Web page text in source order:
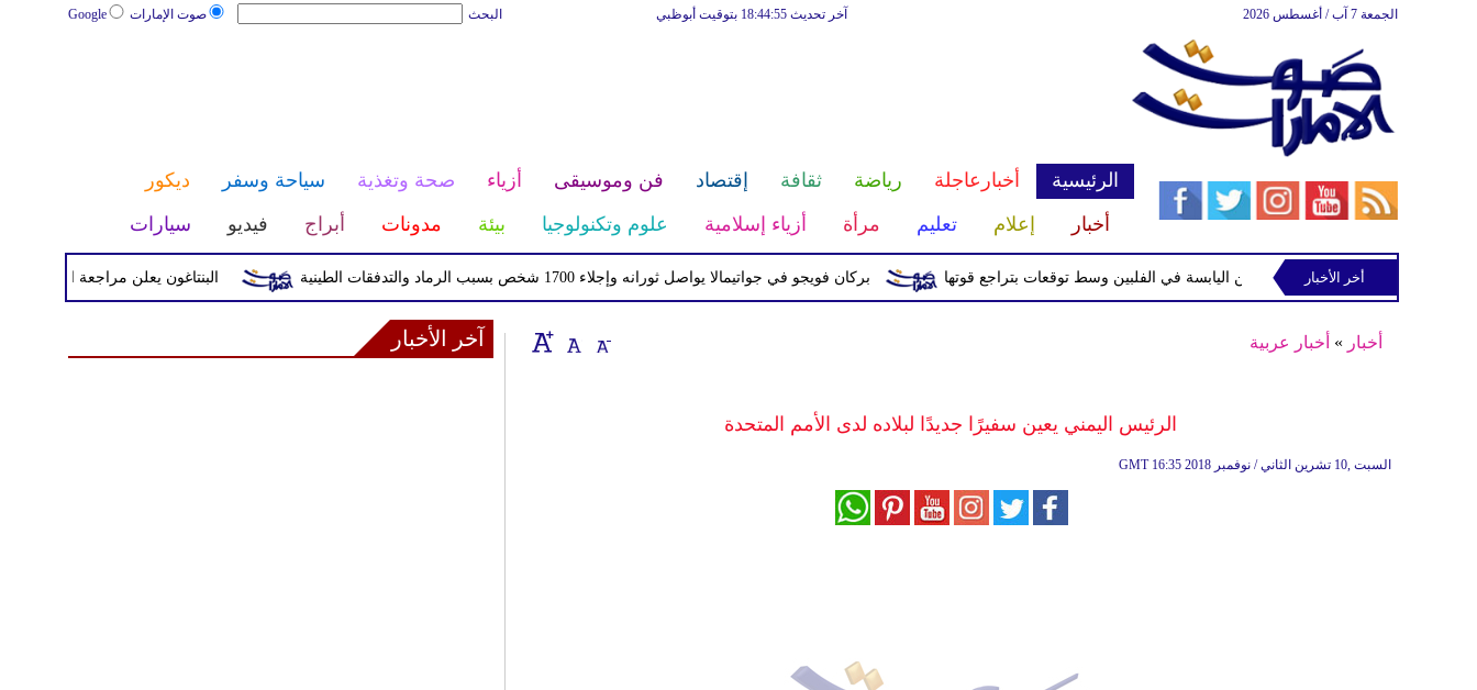
صوت الإمارات Google البحث آخر تحديث 18:44:55 بتوقيت أبوظبي الجمعة 7 آب / أغسطس 2026
الرئيسية أخبارعاجلة رياضة ثقافة إقتصاد فن وموسيقى أزياء صحة وتغذية سياحة وسفر
ديكور
أخبار
إعلام تعليم مرأة أزياء إسلامية علوم وتكنولوجيا بيئة مدونات أبراج فيديو سيارات
البنتاغون يعلن مراجعة التواجد العسكري بركان فويجو في جواتيمالا يواصل ثورانه وإجلاء 1700 شخص بسبب الرماد والتدفقات الطينية الاستوائية "مايماي" تقترب من اليابسة في الفلبين وسط توقعات بتراجع قوتها
أخر الأخبار
أخبار » أخبار عربية
الرئيس اليمني يعين سفيرًا جديدًا لبلاده لدى الأمم المتحدة
GMT 16:35 2018 السبت ,10 تشرين الثاني / نوفمبر
آخر الأخبار